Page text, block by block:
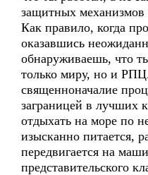
защитных механизмов
Как правило, когда
оказавшись
обнаруживаешь, что
только миру, но и
священноначалие
заграницей в лучших
отдыхать на море по
изысканно питается,
передвигается на
представительского